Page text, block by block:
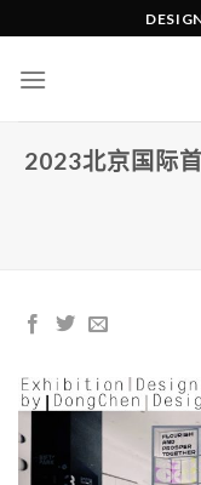
content
2023北京国际